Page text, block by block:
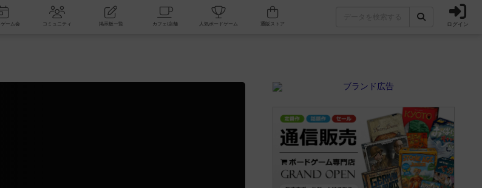
ボードゲーム会 コミュニティ 掲示板一覧 カフェ/店舗 人気ボードゲーム ログイン